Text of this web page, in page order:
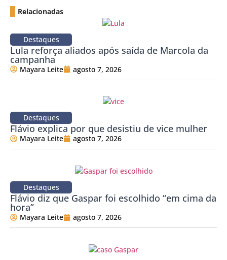
Relacionadas
Destaques
Lula reforça aliados após saída de Marcola da
campanha
Mayara Leite agosto 7, 2026
Destaques
Flávio explica por que desistiu de vice mulher
Mayara Leite agosto 7, 2026
Destaques
Flávio diz que Gaspar foi escolhido “em cima da
hora”
Mayara Leite agosto 7, 2026